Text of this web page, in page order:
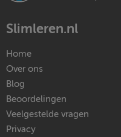
Slimleren.nl
Home
Over ons
Blog
Beoordelingen
Veelgestelde vragen
Privacy